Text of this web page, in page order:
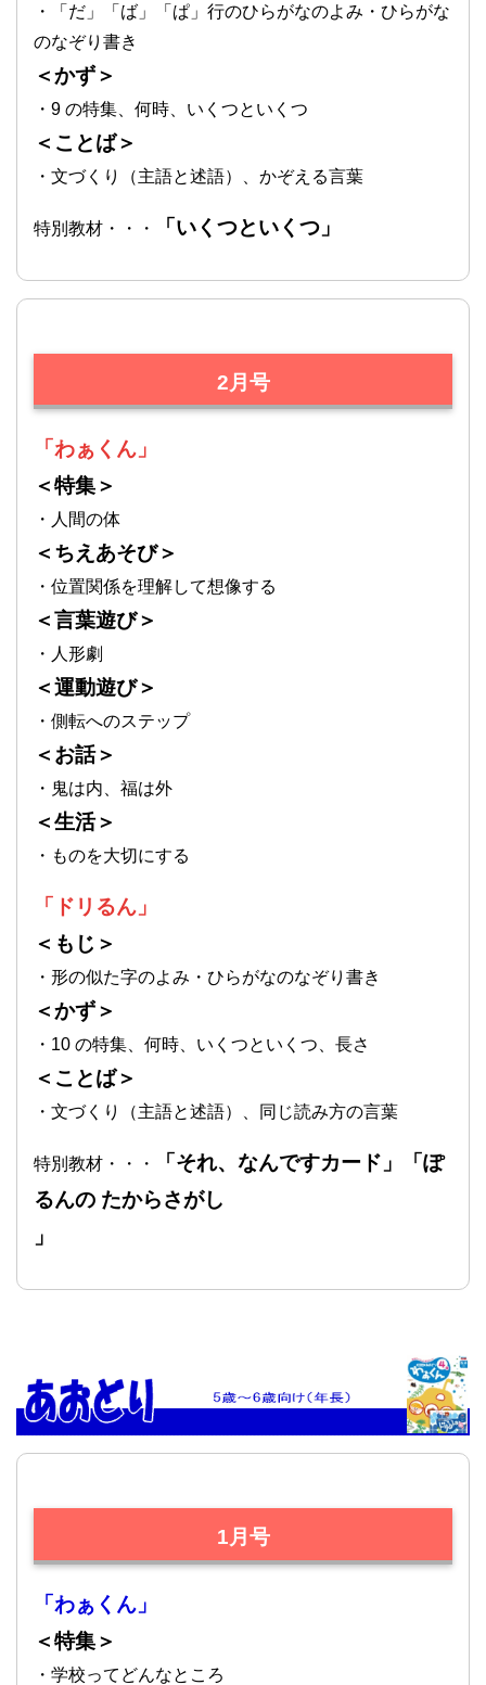
・「だ」「ば」「ぱ」行のひらがなのよみ・ひらがな
のなぞり書き
＜かず＞
・9 の特集、何時、いくつといくつ
＜ことば＞
・文づくり（主語と述語）、かぞえる言葉
特別教材・・・ 「いくつといくつ」
2月号
「わぁくん」
＜特集＞
・人間の体
＜ちえあそび＞
・位置関係を理解して想像する
＜言葉遊び＞
・人形劇
＜運動遊び＞
・側転へのステップ
＜お話＞
・鬼は内、福は外
＜生活＞
・ものを大切にする
「ドリるん」
＜もじ＞
・形の似た字のよみ・ひらがなのなぞり書き
＜かず＞
・10 の特集、何時、いくつといくつ、長さ
＜ことば＞
・文づくり（主語と述語）、同じ読み方の言葉
特別教材・・・
「それ、なんですカード」「ぽ
るんの たからさがし
」
1月号
「わぁくん」
＜特集＞
・学校ってどんなところ